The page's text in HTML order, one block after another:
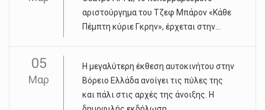
αριστούργημα του Τζεφ Μπάρον «Κάθε
Πέμπτη κύριε Γκρην», έρχεται στην...
05
Μαρ
Η μεγαλύτερη έκθεση αυτοκινήτου στην
Βόρειο Ελλάδα ανοίγει τις πύλες της
και πάλι στις αρχές της άνοιξης. Η